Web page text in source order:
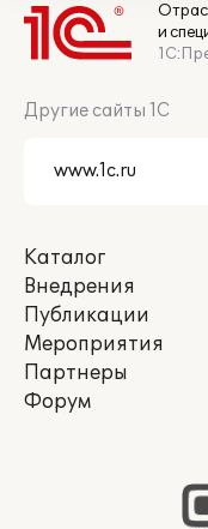
и
Другие сайты 1С
Каталог
Внедрения
Публикации
Мероприятия
Партнеры
Форум